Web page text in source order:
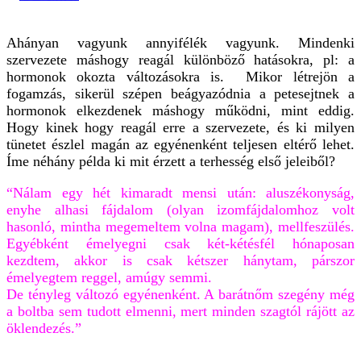
Ahányan vagyunk annyifélék vagyunk. Mindenki
szervezete máshogy reagál különböző hatásokra, pl: a
hormonok okozta változásokra is. Mikor létrejön a
fogamzás, sikerül szépen beágyazódnia a petesejtnek a
hormonok elkezdenek máshogy működni, mint eddig.
Hogy kinek hogy reagál erre a szervezete, és ki milyen
tünetet észlel magán az egyénenként teljesen eltérő lehet.
Íme néhány példa ki mit érzett a terhesség első jeleiből?
“Nálam egy hét kimaradt mensi után: aluszékonyság,
enyhe alhasi fájdalom (olyan izomfájdalomhoz volt
hasonló, mintha megemeltem volna magam), mellfeszülés.
Egyébként émelyegni csak két-kétésfél hónaposan
kezdtem, akkor is csak kétszer hánytam, párszor
émelyegtem reggel, amúgy semmi.
De tényleg változó egyénenként. A barátnőm szegény még
a boltba sem tudott elmenni, mert minden szagtól rájött az
öklendezés.”